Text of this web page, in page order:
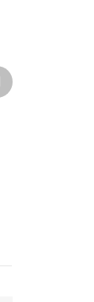
Další
produkt